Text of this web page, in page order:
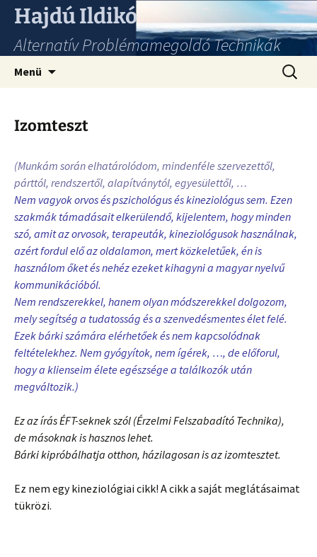
Hajdú Ildikó
Alternatív Problémamegoldó Technikák
Menü
Izomteszt
(Munkám során elhatárolódom, mindenféle szervezettől,
párttól, rendszertől, alapítványtól, egyesülettől, …
Nem vagyok orvos és pszichológus és kineziológus sem. Ezen
szakmák támadásait elkerülendő, kijelentem, hogy minden
szó, amit az orvosok, terapeuták, kineziológusok használnak,
azért fordul elő az oldalamon, mert közkeletűek, én is
használom őket és nehéz ezeket kihagyni a magyar nyelvű
kommunikációból.
Nem rendszerekkel, hanem olyan módszerekkel dolgozom,
mely segítség a tudatosság és a szenvedésmentes élet felé.
Ezek bárki számára elérhetőek és nem kapcsolódnak
feltételekhez. Nem gyógyítok, nem ígérek, …, de előforul,
hogy a klienseim élete egészsége a találkozók után
megváltozik.)
Ez az írás ÉFT-seknek szól (Érzelmi Felszabadító Technika),
de másoknak is hasznos lehet.
Bárki kipróbálhatja otthon, házilagosan is az izomtesztet.
Ez nem egy kineziológiai cikk! A cikk a saját meglátásaimat
tükrözi.